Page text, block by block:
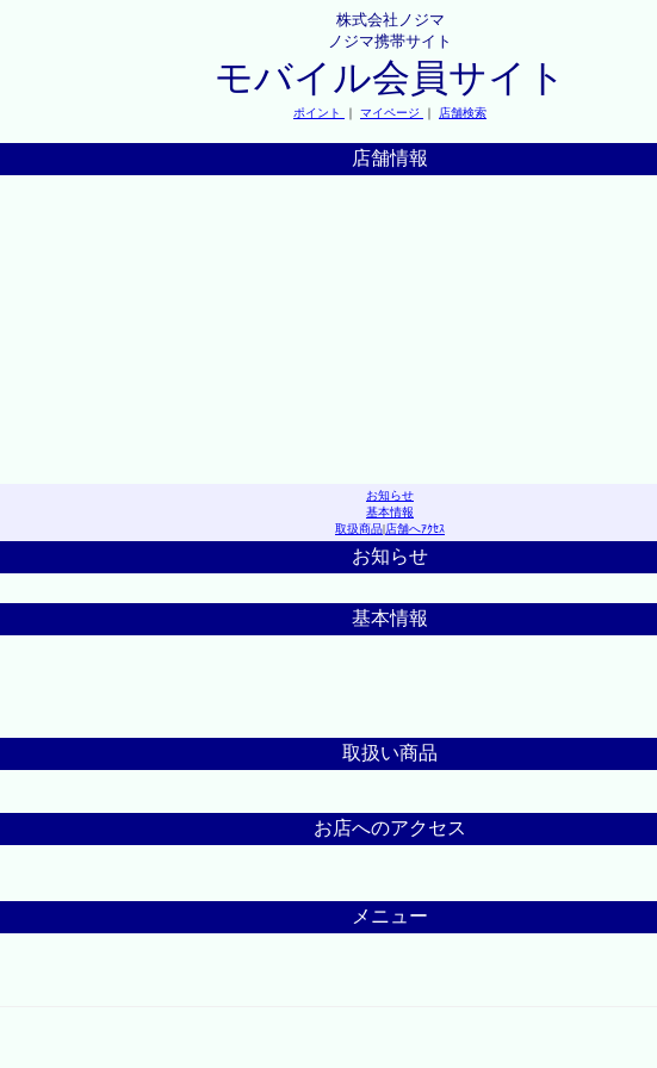
株式会社ノジマ
ノジマ携帯サイト
モバイル会員サイト
ポイント ｜ マイページ ｜ 店舗検索
店舗情報
お知らせ
基本情報
取扱商品|店舗へｱｸｾｽ
お知らせ
基本情報
取扱い商品
お店へのアクセス
メニュー